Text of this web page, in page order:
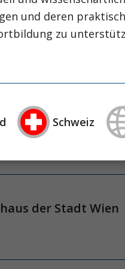
percutaneous
arrest.
der Stadt Wien
und deren
zu
Schweiz